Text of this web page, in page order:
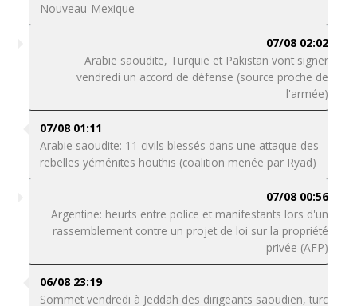
Nouveau-Mexique
07/08 02:02
Arabie saoudite, Turquie et Pakistan vont signer
vendredi un accord de défense (source proche de
l'armée)
07/08 01:11
Arabie saoudite: 11 civils blessés dans une attaque des
rebelles yéménites houthis (coalition menée par Ryad)
07/08 00:56
Argentine: heurts entre police et manifestants lors d'un
rassemblement contre un projet de loi sur la propriété
privée (AFP)
06/08 23:19
Sommet vendredi à Jeddah des dirigeants saoudien, turc